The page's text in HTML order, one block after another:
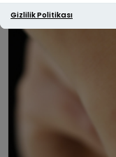
Gizlilik Politikası